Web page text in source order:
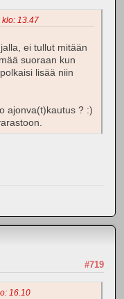
13.47
ei tullut mitään
suoraan kun
lisää niin
ajonva(t)kautus ? :)
#719
16.10